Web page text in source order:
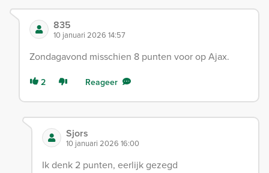
835
10 januari 2026 14:57
Zondagavond misschien 8 punten voor op Ajax.
2 Reageer
Sjors
10 januari 2026 16:00
Ik denk 2 punten, eerlijk gezegd